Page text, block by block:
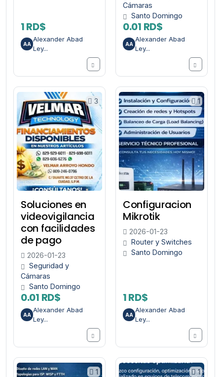
1 RD$
AA
Alexander Abad
Ley...
Cámaras
Santo Domingo
0.01 RD$
AA
Alexander Abad
Ley...
3
Soluciones en
videovigilancia
con facilidades
de pago
2026-01-23
Seguridad y
Cámaras
Santo Domingo
0.01 RD$
AA
Alexander Abad
Ley...
1
Configuracion
Mikrotik
2026-01-23
Router y Switches
Santo Domingo
1 RD$
AA
Alexander Abad
Ley...
1 1